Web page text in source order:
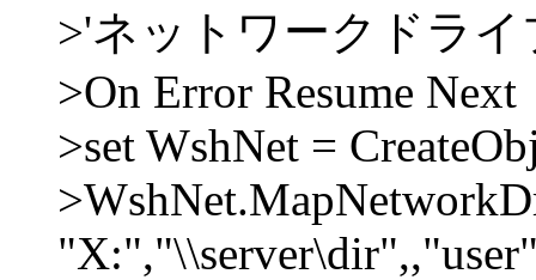
>'ネットワークドラ
>On Error Resume Next
>set WshNet =